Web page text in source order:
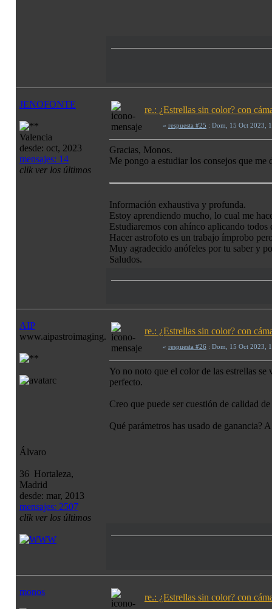
JENOFONTE
Valencia
desde: oct, 2023
mensajes: 14
clik ver los últimos
re.: ¿Estrellas sin color? con
« respuesta #25 : Dom, 15 Oct 2023,
Gracias, Monos.
Me pongo a estudiar los consejos que me
Información exhaustiva y profunda.
Estoy aprendiendo mucho, lo cual me
Estudiaremos con ahínco aplicando
Hacer astrofoto es un trabajo ímprobo
Muy agradecido anófeles por tu saber y
Saludos.
AIP
www.aipastroimaging.com
Álvaro
36 Hortaleza,
Madrid
desde: mar, 2013
mensajes: 2507
clik ver los últimos
re.: ¿Estrellas sin color? con
« respuesta #26 : Dom, 15 Oct 2023,
Yo no noto que el color de las estrellas
perfecto.
Creo que puede ser cuestión de calidad
Qué parámetros has usado de ganancia?
monos
re.: ¿Estrellas sin color? con